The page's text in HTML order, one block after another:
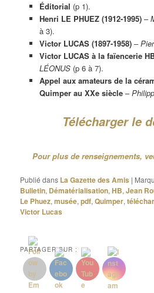
Éditorial (p 1).
Henri LE PHUEZ (1912-1995)–
à 3).
Victor LUCAS (1897-1958)–
Victor LUCAS à la faïencerie
LÉONUS (p 6 à 7).
Appel aux amateurs de la
Quimper au XXe siècle–
Télécharger le
Pour plus de renseignements,
Publié dans La Gazette des Amis |
Bulletin, Dématérialisation,HB,Jean
Le Phuez,musée,pdf,Quimper,
Victor Lucas
PARTAGER SUR :